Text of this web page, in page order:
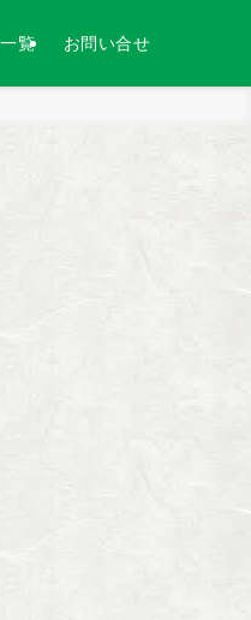
覧 お問い合せ